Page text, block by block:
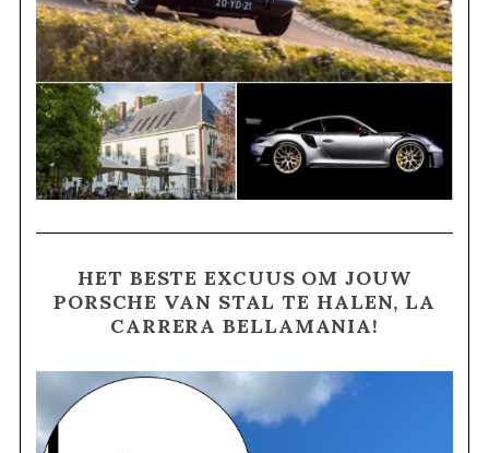
HET BESTE EXCUUS OM JOUW
PORSCHE VAN STAL TE HALEN, LA
CARRERA BELLAMANIA!